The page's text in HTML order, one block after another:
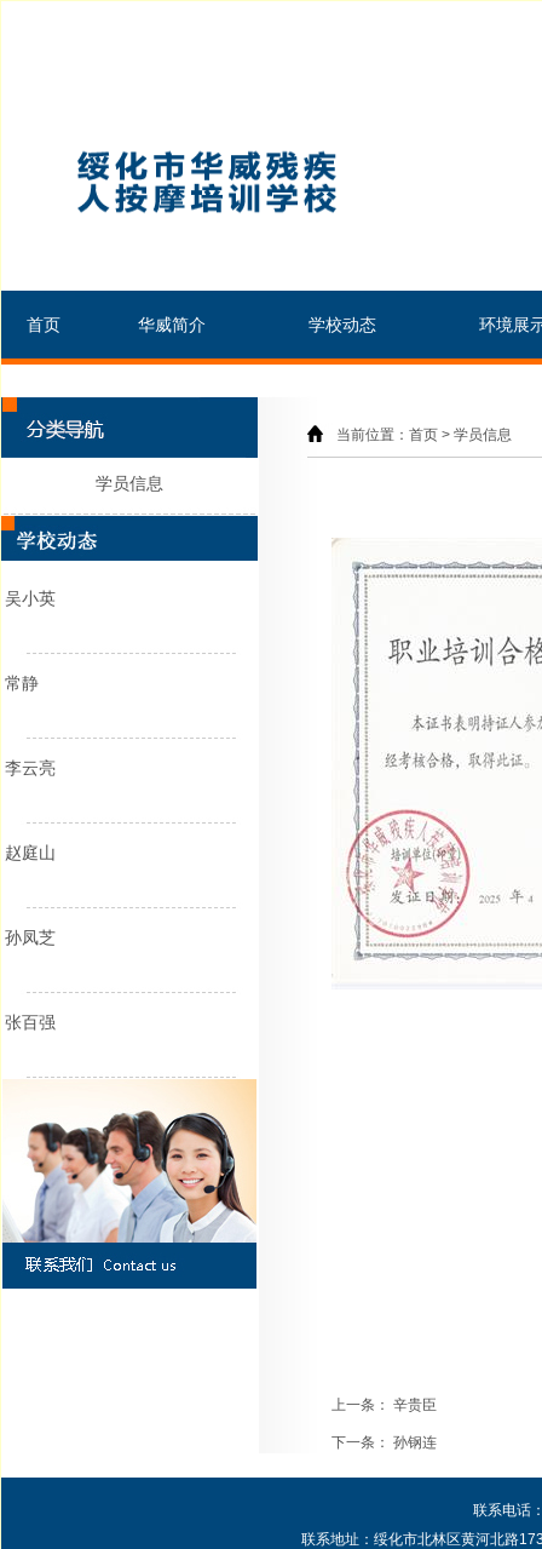
首页 华威简介 学校动态 环境展
学员信息
吴小英
常静
李云亮
赵庭山
孙凤芝
张百强
当前位置：首页 > 学员信息
上一条： 辛贵臣
下一条： 孙钢连
联系电话
联系地址：绥化市北林区黄河北路